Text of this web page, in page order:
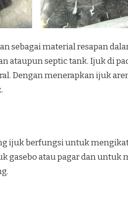
sebagai material resapan
ataupun septic tank. Ijuk di
Dengan menerapkan ijuk
ijuk berfungsi untuk
gasebo atau pagar dan untuk